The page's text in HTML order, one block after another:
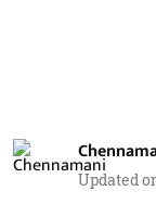
Updated